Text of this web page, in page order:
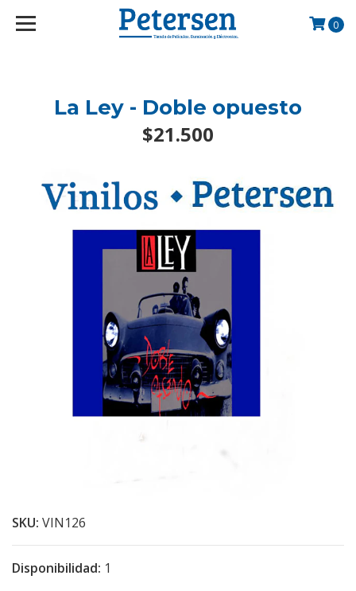
googlef2d1455d5020445a.html
0
La Ley - Doble opuesto
$21.500
SKU: VIN126
Disponibilidad: 1